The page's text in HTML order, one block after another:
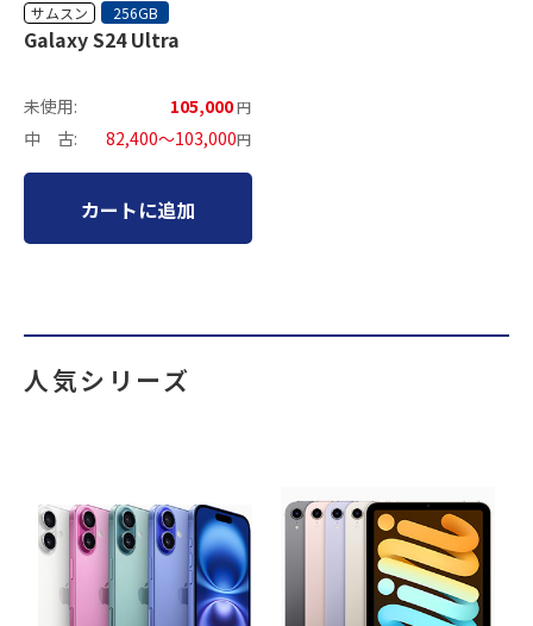
サムスン 256GB
Galaxy S24 Ultra
未使用: 105,000円
中 古: 82,400～103,000円
カートに追加
人気シリーズ